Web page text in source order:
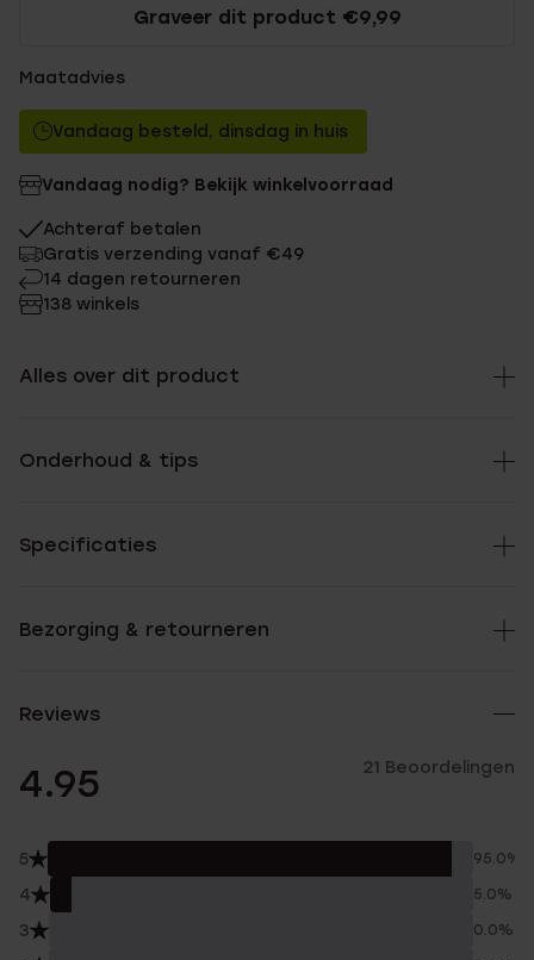
Graveer dit product €9,99
Maatadvies
Vandaag besteld, dinsdag in huis
Vandaag nodig? Bekijk winkelvoorraad
Achteraf betalen
Gratis verzending vanaf €49
14 dagen retourneren
138 winkels
Alles over dit product
Onderhoud & tips
Specificaties
Bezorging & retourneren
Reviews
4.95 21 Beoordelingen
5 95.0%
4 5.0%
3 0.0%